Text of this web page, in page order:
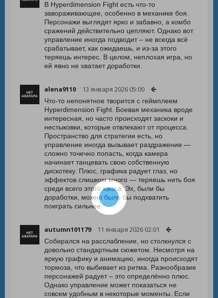
В Hyperdimension Fight есть что-то
завораживающее, особенно в механике боя.
Персонажи выглядят ярко и забавно, а комбо
сражений действительно цепляют. Однако вот
управление иногда подводит – не всегда всё
срабатывает, как ожидаешь, и из-за этого
теряешь интерес. В целом, неплохая игра, но
ей явно не хватает доработки.
alena9110 13 января 2026 05:00
Что-то непонятное творится с геймплеем
Hyperdimension Fight. Боевая механика вроде
интересная, но часто происходят заскоки и
нестыковки, которые отвлекают от процесса.
Пространство для стратегии есть, но
управление иногда вызывает раздражение —
сложно точечно попасть, когда камера
начинает танцевать свою собственную
дискотеку. Плюс, графика радует глаз, но
эффектов слишком много — теряешь нить боя
среди всего этого хаоса. Эх, были бы
доработки, можно было бы подхватить
поиграть сильнее.
autumn101179 11 января 2026 02:01
Собирался на расслабление, но столкнулся с
довольно стандартным сюжетом. Несмотря на
яркую графику и анимацию, иногда происходят
тормоза, что выбивает из ритма. Разнообразие
персонажей радует – это определённо плюс.
Однако управление может показаться не
совсем удобным в некоторые моменты. Если